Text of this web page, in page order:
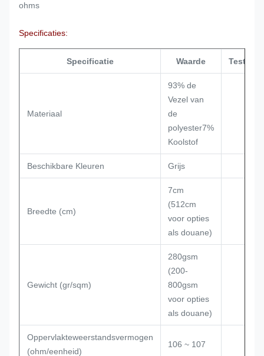
ohms
Specificaties:
Specificatie Waarde
Materiaal
93% de
Vezel van
de
polyester7%
Koolstof
Beschikbare Kleuren Grijs
Breedte (cm)
7cm
(512cm
voor opties
als douane)
Gewicht (gr/sqm)
280gsm
(200-
800gsm
voor opties
als douane)
Oppervlakteweerstandsvermogen
(ohm/eenheid)
106 ~ 107